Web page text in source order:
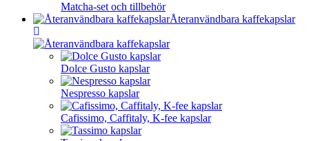
Matcha-set och tillbehör
Återanvändbara kaffekapslar
Dolce Gusto kapslar
Nespresso kapslar
Cafissimo, Caffitaly, K-fee kapslar